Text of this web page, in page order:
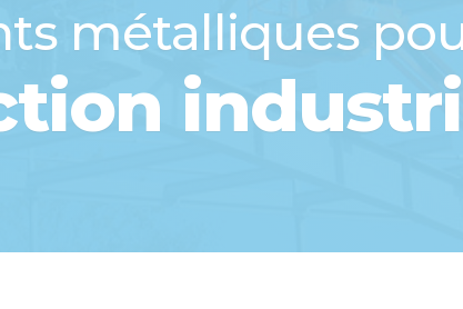
métalliques